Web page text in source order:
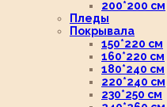
200*200 см
Пледы
Покрывала
150*220 см
160*220 см
180*240 см
220*240 см
230*250 см